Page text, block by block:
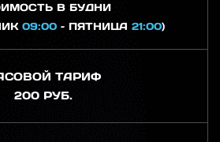
В БУДНИ
09:00– ПЯТНИЦА 21:00)
ТАРИФ
200 РУБ.